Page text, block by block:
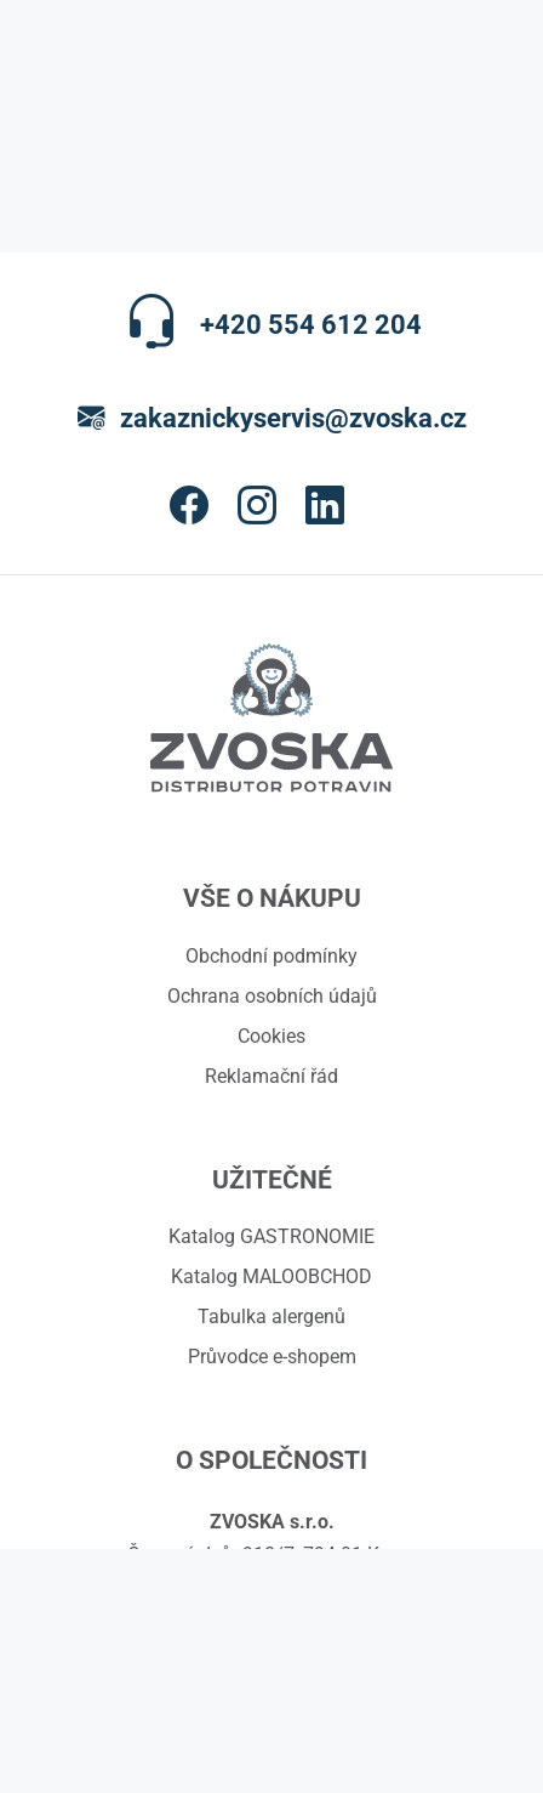
+420 554 612 204
zakaznickyservis@zvoska.cz
VŠE O NÁKUPU
Obchodní podmínky
Ochrana osobních údajů
Cookies
Reklamační řád
UŽITEČNÉ
Katalog GASTRONOMIE
Katalog MALOOBCHOD
Tabulka alergenů
Průvodce e-shopem
O SPOLEČNOSTI
ZVOSKA s.r.o.
Červený dvůr 918/7, 794 01 Krnov